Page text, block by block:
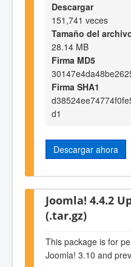
Descargar
151,741 veces
Tamaño del
28.14 MB
Firma MD5
Firma SHA1
d1
Descargar ahora
Joomla! 4.4.2
(.tar.gz)
This package is for
Joomla! 3.10 and